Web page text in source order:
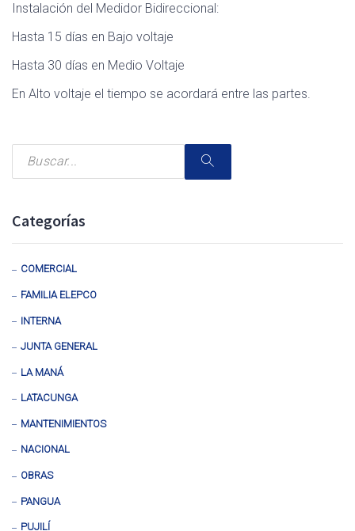
Instalación del Medidor Bidireccional:
Hasta 15 días en Bajo voltaje
Hasta 30 días en Medio Voltaje
En Alto voltaje el tiempo se acordará entre las partes.
Categorías
COMERCIAL
FAMILIA ELEPCO
INTERNA
JUNTA GENERAL
LA MANÁ
LATACUNGA
MANTENIMIENTOS
NACIONAL
OBRAS
PANGUA
PUJILÍ